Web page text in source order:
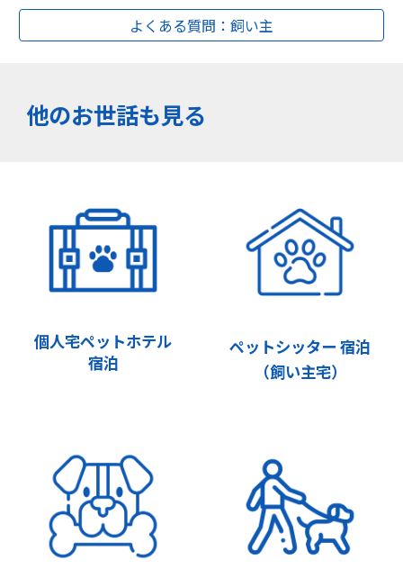
よくある質問：飼い主
他のお世話も見る
個人宅ペットホテル
宿泊
ペットシッター 宿泊
（飼い主宅）